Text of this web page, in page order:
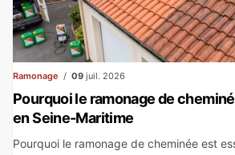
Ramonage 09 juil. 2026
Pourquoi le ramonage de
en Seine-Maritime
Pourquoi le ramonage de cheminée est